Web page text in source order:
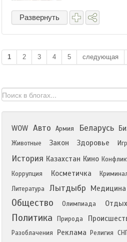
Развернуть
1 2 3 4 5 следующая
WOW Авто Армия Беларусь
Животные
Закон Здоровье
История Казахстан Кино
Коррупция Косметичка
Литература Лытдыбр Медицина
Общество Олимпиада Отдых
Политика Природа
Разоблачения
Реклама Религия